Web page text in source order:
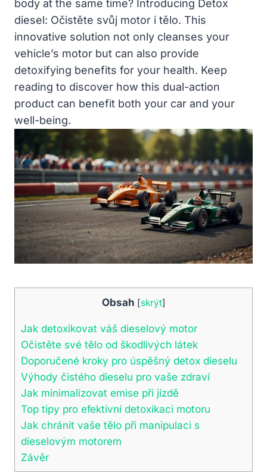
body at the same time? Introducing Detox
diesel: Očistěte svůj motor i tělo. This
innovative solution not only cleanses your
vehicle’s motor but can also provide
detoxifying benefits for your health. Keep
reading to discover how this dual-action
product can benefit both your car and your
well-being.
Obsah [skrýt]
Jak detoxikovat váš dieselový motor
Očistěte své tělo od škodlivých látek
Doporučené kroky pro úspěšný detox dieselu
Výhody čistého dieselu pro vaše zdraví
Jak minimalizovat emise při jízdě
Top tipy pro efektivní detoxikaci motoru
Jak chránit vaše tělo při manipulaci s
dieselovým motorem
Závěr